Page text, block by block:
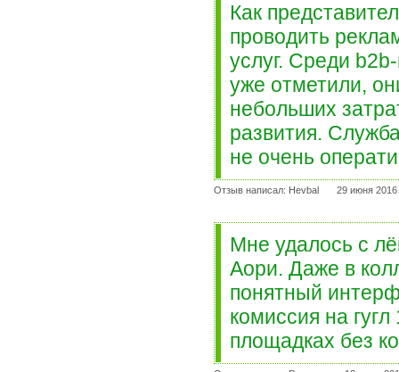
Как
проводить
услуг. Среди
уже отметили,
небольших
развития.
не очень
Отзыв написал: Hevbal 29 июня 2016
Мне удалось с
Аори. Даже в
понятный
комиссия на
площадках без